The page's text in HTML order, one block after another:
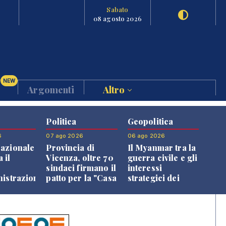
Sabato
08 agosto 2026
NEW
Argomenti Altro
il
Politica
07 ago 2026
Provincia di
Vicenza, oltre 70
sindaci firmano il
patto per la "Casa
Geopolitica
06 ago 2026
Il Myanmar tra la
guerra civile e gli
interessi
strategici dei